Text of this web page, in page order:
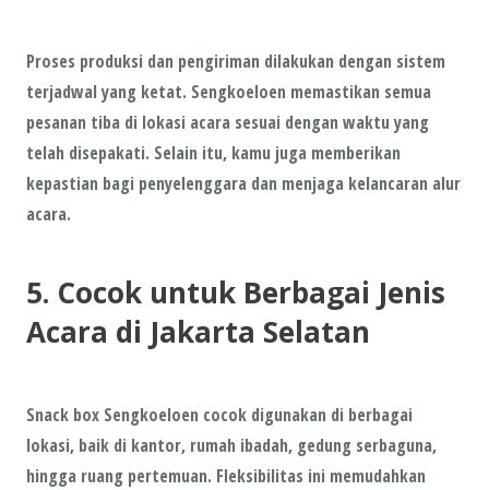
Proses produksi dan pengiriman dilakukan dengan sistem
terjadwal yang ketat. Sengkoeloen memastikan semua
pesanan tiba di lokasi acara sesuai dengan waktu yang
telah disepakati. Selain itu, kamu juga memberikan
kepastian bagi penyelenggara dan menjaga kelancaran alur
acara.
5. Cocok untuk Berbagai Jenis
Acara di Jakarta Selatan
Snack box Sengkoeloen cocok digunakan di berbagai
lokasi, baik di kantor, rumah ibadah, gedung serbaguna,
hingga ruang pertemuan. Fleksibilitas ini memudahkan